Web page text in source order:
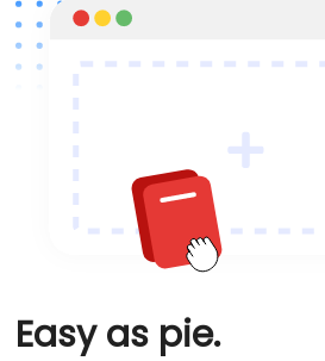
Easy as pie.